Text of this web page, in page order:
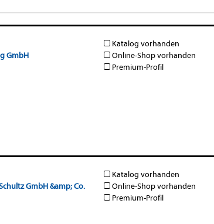
GmbH
Katalog vorhanden
Online-Shop vorhanden
Premium-Profil
GmbH &amp; Co.
Katalog vorhanden
Online-Shop vorhanden
Premium-Profil